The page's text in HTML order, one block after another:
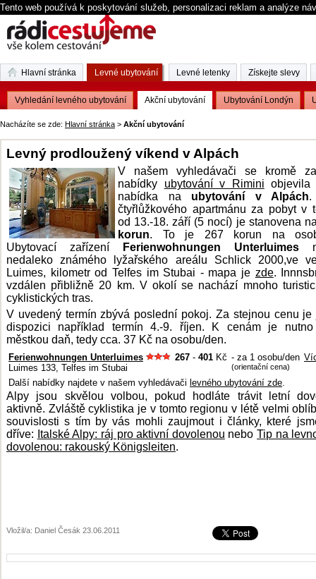
Tento web používá k poskytování služeb, personalizaci reklam a analýze
Nacházíte se zde: Hlavní stránka > Akční ubytování
Levný prodloužený víkend v Alpách
V našem vyhledávači se kromě
nabídky ubytování v Rimini objevila
nabídka na ubytování v Alpách.
čtyřlůžkového apartmánu za pobyt v
od 13.-18. září (5 nocí) je stanovena
korun. To je 267 korun na
Ubytovací zařízení
Ferienwohnungen Unterluimes
nedaleko známého lyžařského areálu Schlick 2000,ve
Luimes, kilometr od Telfes im Stubai - mapa je zde.
vzdálen přibližně 20 km. V okolí se nachází mnoho
cyklistických tras.
V uvedený termín zbývá poslední pokoj. Za stejnou cenu je
dispozici například termín 4.-9. říjen. K cenám je nutno
městkou daň, tedy cca. 37 Kč na osobu/den.
Ferienwohnungen Unterluimes
Luimes 133, Telfes im Stubai
267 - 401 Kč - za 1 osobu/den
(orientační cena)
Další nabídky najdete v našem vyhledávači levného ubytování zde.
Alpy jsou skvělou volbou, pokud hodláte trávit letní
aktivně. Zvláště cyklistika je v tomto regionu v létě velmi
souvislosti s tím by vás mohli zaujmout i články, které
dříve: Italské Alpy: ráj pro aktivní dovolenou neboTip na
dovolenou: rakouský Königsleiten.
Vložil/a: Daniel Česák 23.06.2011
Hlavní stránka Levné ubytování
Vyhledání levného ubytování Akční ubytování Ubytování Londýn
Levné letenky Získejte slevy